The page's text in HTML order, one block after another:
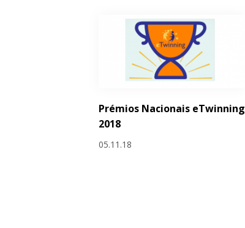
Prémios Nacionais eTwinning
2018
05.11.18